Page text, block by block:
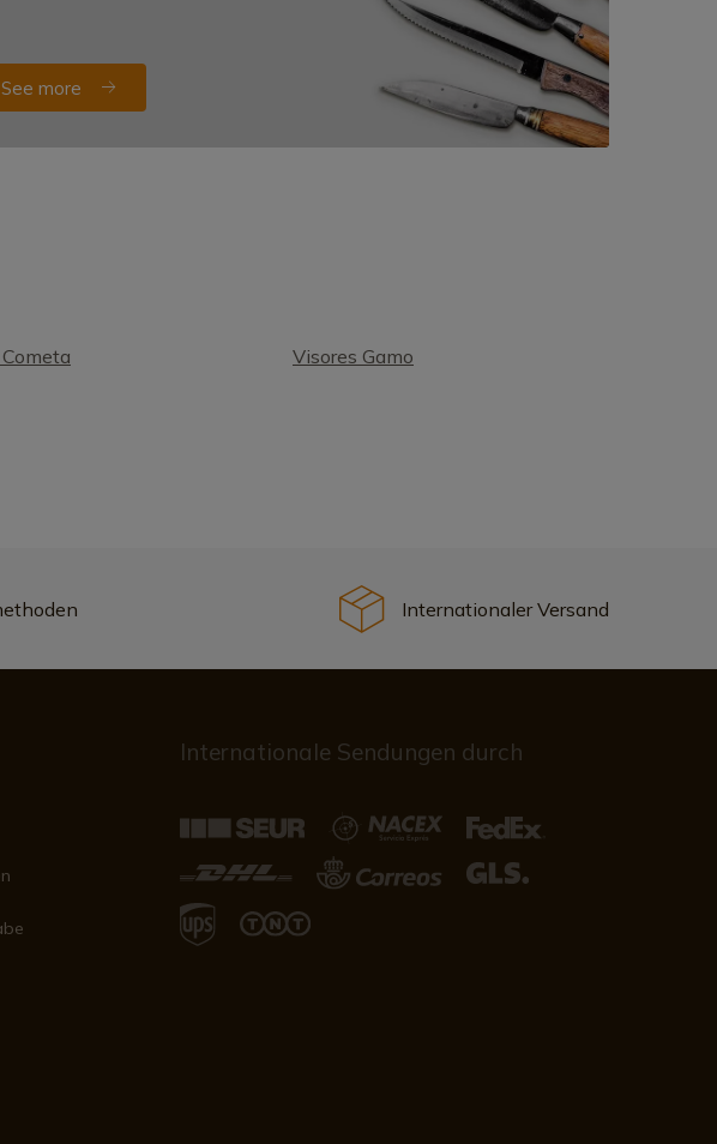
See more
Visores Gamo
Internationaler Versand
Internationale Sendungen durch